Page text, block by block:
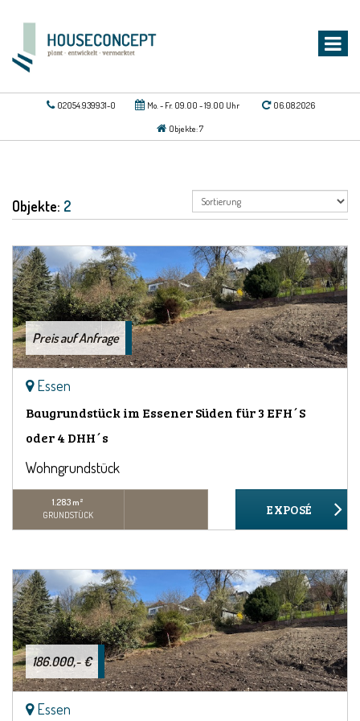
02054.939931-0 Mo. - Fr. 09.00 - 19.00 Uhr 06.08.2026
Objekte: 7
Objekte: 2
Preis auf Anfrage
Essen
Baugrundstück im Essener Süden für 3 EFH´S
oder 4 DHH´s
Wohngrundstück
1.283 m²
GRUNDSTÜCK
186.000,- €
Essen